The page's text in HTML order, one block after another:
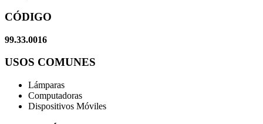
CÓDIGO
99.33.0016
USOS COMUNES
Lámparas
Computadoras
Dispositivos Móviles